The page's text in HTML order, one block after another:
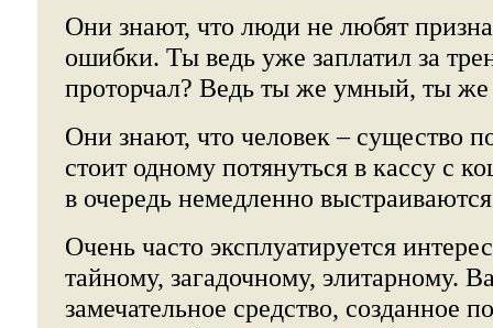
Они знают, что люди не любят
ошибки. Ты ведь уже заплатил за
проторчал? Ведь ты же умный, ты
Они знают, что человек – существо
стоит одному потянуться в кассу с
в очередь немедленно
Очень часто эксплуатируется
тайному, загадочному, элитарному.
замечательное средство, созданное